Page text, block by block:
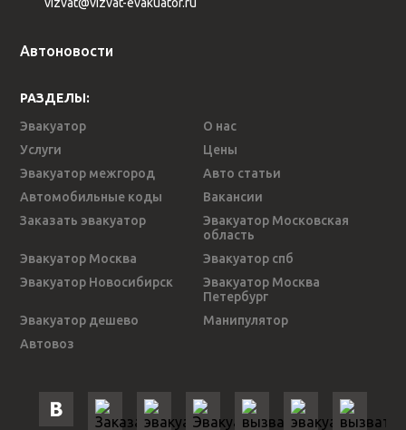
Автоновости
РАЗДЕЛЫ:
Эвакуатор
О нас
Услуги
Цены
Эвакуатор межгород
Авто статьи
Автомобильные коды
Вакансии
Заказать эвакуатор
Эвакуатор Московская
область
Эвакуатор Москва
Эвакуатор спб
Эвакуатор Новосибирск
Эвакуатор Москва
Петербург
Эвакуатор дешево
Манипулятор
Автовоз